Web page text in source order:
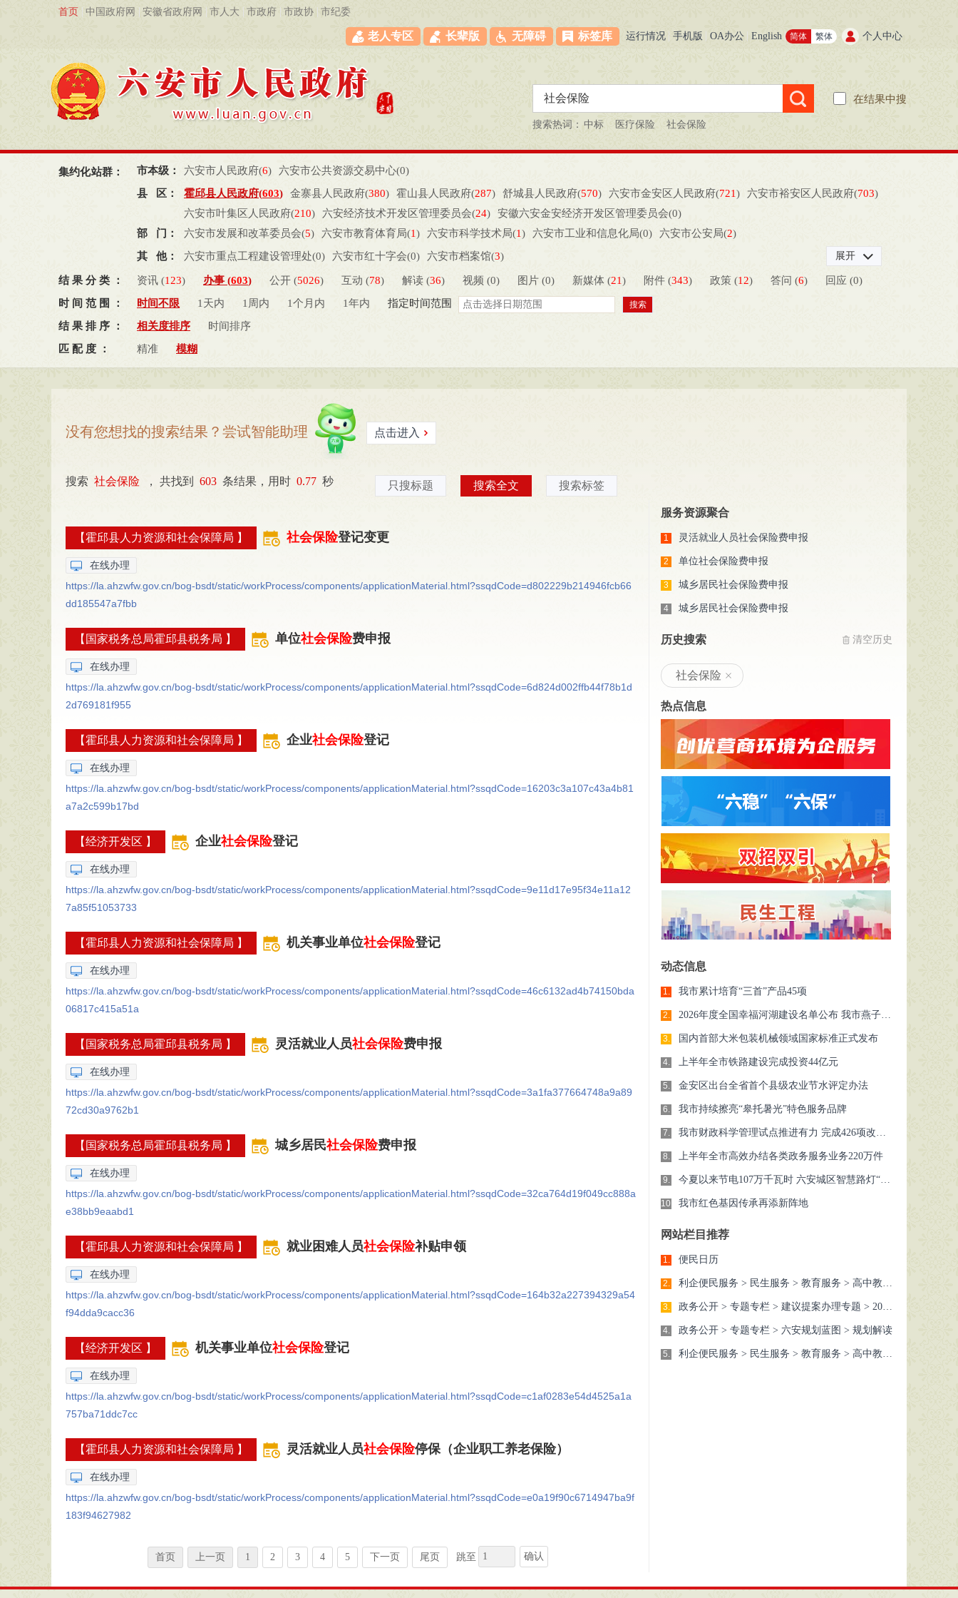
首页 中国政府网 安徽省政府网 市人大 市政府 市政协 市纪委
老人专区 长辈版 无障碍 标签库 运行情况 手机版 OA办公 English 简体 繁体 个人中心
在结果中搜
搜索热词： 中标 医疗保险 社会保险
集约化站群： 市本级： 六安市人民政府(6) 六安市公共资源交易中心(0)
县 区：
霍邱县人民政府(603) 金寨县人民政府(380) 霍山县人民政府(287) 舒城县人民政府(570) 六安市金安区人民政府(721) 六安市裕安区人民政府(703)
六安市叶集区人民政府(210) 六安经济技术开发区管理委员会(24) 安徽六安金安经济开发区管理委员会(0)
部 门：
六安市发展和改革委员会(5) 六安市教育体育局(1) 六安市科学技术局(1) 六安市工业和信息化局(0) 六安市公安局(2)
六安市民政局(23) 六安市司法局(0) 六安市财政局( 0) 六安市人力资源和社会保障局(
六安市生态环境局( 2 ) 六安市住房和城乡建设局( 0 ) 六安市交通运输局( 5) 六安市农业农村局（六安市乡村振兴局）(
六安市应急管理局(0) 六安市审计局(0 六安市市场监督管理局(
六安市统计局(
六安市国防动员办公室（六安市人民防空办公室）(
其 他： 六安市重点工程建设管理处(0) 六安市红十字会(0) 六安市档案馆(3) 展开
结果分类： 资讯 (123) 办事 (603) 公开 (5026) 互动 (78) 解读 (36) 视频 (0) 图片 (0) 新媒体 (21) 附件 (343) 政策 (12) 答问 (6) 回应 (0)
时间范围：
时间不限 1天内 1周内 1个月内 1年内
指定时间范围
结果排序：
相关度排序
时间排序
匹配度：
精准 模糊
没有您想找的搜索结果？尝试智能助理 点击进入
搜索 社会保险 ， 共找到 603 条结果，用时 0.77 秒 只搜标题 搜索全文 搜索标签
【霍邱县人力资源和社会保障局 】 社会保险登记变更
在线办理
https://la.ahzwfw.gov.cn/bog-bsdt/static/workProcess/components/applicationMaterial.html?ssqdCode=d802229b214946fcb66
dd185547a7fbb
【国家税务总局霍邱县税务局 】 单位社会保险费申报
在线办理
https://la.ahzwfw.gov.cn/bog-bsdt/static/workProcess/components/applicationMaterial.html?ssqdCode=6d824d002ffb44f78b1d
2d769181f955
【霍邱县人力资源和社会保障局 】 企业社会保险登记
在线办理
https://la.ahzwfw.gov.cn/bog-bsdt/static/workProcess/components/applicationMaterial.html?ssqdCode=16203c3a107c43a4b81
a7a2c599b17bd
【经济开发区 】 企业社会保险登记
在线办理
https://la.ahzwfw.gov.cn/bog-bsdt/static/workProcess/components/applicationMaterial.html?ssqdCode=9e11d17e95f34e11a12
7a85f51053733
【霍邱县人力资源和社会保障局 】 机关事业单位社会保险登记
在线办理
https://la.ahzwfw.gov.cn/bog-bsdt/static/workProcess/components/applicationMaterial.html?ssqdCode=46c6132ad4b74150bda
06817c415a51a
【国家税务总局霍邱县税务局 】 灵活就业人员社会保险费申报
在线办理
https://la.ahzwfw.gov.cn/bog-bsdt/static/workProcess/components/applicationMaterial.html?ssqdCode=3a1fa377664748a9a89
72cd30a9762b1
【国家税务总局霍邱县税务局 】 城乡居民社会保险费申报
在线办理
https://la.ahzwfw.gov.cn/bog-bsdt/static/workProcess/components/applicationMaterial.html?ssqdCode=32ca764d19f049cc888a
e38bb9eaabd1
【霍邱县人力资源和社会保障局 】 就业困难人员社会保险补贴申领
在线办理
https://la.ahzwfw.gov.cn/bog-bsdt/static/workProcess/components/applicationMaterial.html?ssqdCode=164b32a227394329a54
f94dda9cacc36
【经济开发区 】 机关事业单位社会保险登记
在线办理
https://la.ahzwfw.gov.cn/bog-bsdt/static/workProcess/components/applicationMaterial.html?ssqdCode=c1af0283e54d4525a1a
757ba71ddc7cc
【霍邱县人力资源和社会保障局 】 灵活就业人员社会保险停保（企业职工养老保险）
在线办理
https://la.ahzwfw.gov.cn/bog-bsdt/static/workProcess/components/applicationMaterial.html?ssqdCode=e0a19f90c6714947ba9f
183f94627982
首页 上一页 1 2 3 4 5 下一页 尾页 跳至 确认
服务资源聚合
1 灵活就业人员社会保险费申报
2 单位社会保险费申报
3 城乡居民社会保险费申报
4 城乡居民社会保险费申报
历史搜索 清空历史
社会保险
热点信息
动态信息
1. 我市累计培育“三首”产品45项
2. 2026年度全国幸福河湖建设名单公布 我市燕子河成功入选
3. 国内首部大米包装机械领域国家标准正式发布
4. 上半年全市铁路建设完成投资44亿元
5. 金安区出台全省首个县级农业节水评定办法
6. 我市持续擦亮“皋托暑光”特色服务品牌
7. 我市财政科学管理试点推进有力 完成426项改革举措，总体进度达91％
8. 上半年全市高效办结各类政务服务业务220万件
9. 今夏以来节电107万千瓦时 六安城区智慧路灯“让电于民”
10. 我市红色基因传承再添新阵地
网站栏目推荐
1. 便民日历
2. 利企便民服务 > 民生服务 > 教育服务 > 高中教育 > 中考高考
3. 政务公开 > 专题专栏 > 建议提案办理专题 > 2024年 > 政协委员提案办理结果 > 市政协六届三次会议
4. 政务公开 > 专题专栏 > 六安规划蓝图 > 规划解读
5. 利企便民服务 > 民生服务 > 教育服务 > 高中教育 > 中考高考